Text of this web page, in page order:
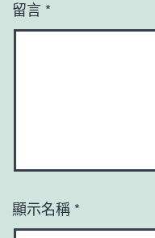
留言 *
顯示名稱 *